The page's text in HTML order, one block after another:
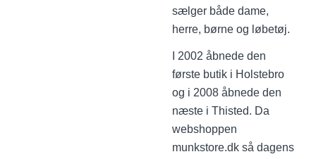
sælger både dame,
herre, børne og løbetøj.
I 2002 åbnede den
første butik i Holstebro
og i 2008 åbnede den
næste i Thisted. Da
webshoppen
munkstore.dk så dagens